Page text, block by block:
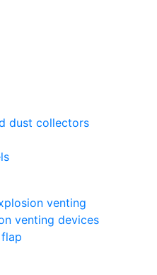
dust collectors
venting
venting devices